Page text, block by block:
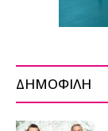
ΔΗΜΟΦΙΛΗ